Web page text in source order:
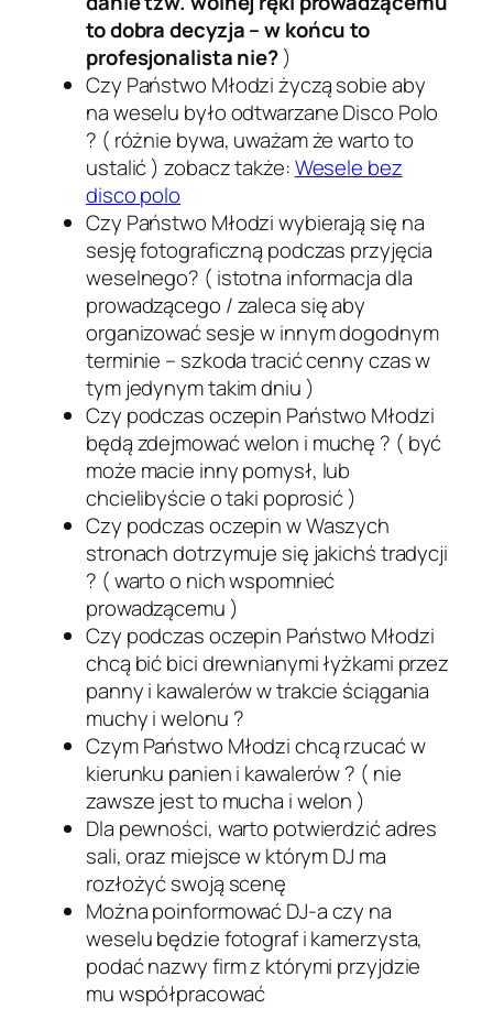
to dobra decyzja – w końcu to
profesjonalista nie?)
Czy Państwo Młodzi życzą sobie aby
na weselu było odtwarzane Disco Polo
? ( różnie bywa, uważam że warto to
ustalić ) zobacz także:Wesele bez
disco polo
Czy Państwo Młodzi wybierają się na
sesję fotograficzną podczas przyjęcia
weselnego? ( istotna informacja dla
prowadzącego / zaleca się aby
organizować sesje w innym dogodnym
terminie – szkoda tracić cenny czas w
tym jedynym takim dniu )
Czy podczas oczepin Państwo Młodzi
będą zdejmować welon i muchę ? ( być
może macie inny pomysł, lub
chcielibyście o taki poprosić )
Czy podczas oczepin w Waszych
stronach dotrzymuje się jakichś tradycji
? ( warto o nich wspomnieć
prowadzącemu )
Czy podczas oczepin Państwo Młodzi
chcą bić bici drewnianymi łyżkami przez
panny i kawalerów w trakcie ściągania
muchy i welonu ?
Czym Państwo Młodzi chcą rzucać w
kierunku panien i kawalerów ? ( nie
zawsze jest to mucha i welon )
Dla pewności, warto potwierdzić adres
sali, oraz miejsce w którym DJ ma
rozłożyć swoją scenę
Można poinformować DJ-a czy na
weselu będzie fotograf i kamerzysta,
podać nazwy firm z którymi przyjdzie
mu współpracować